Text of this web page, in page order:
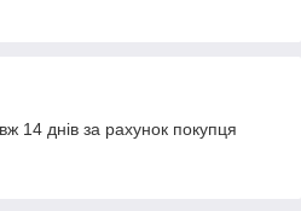
14 днів за рахунок покупця